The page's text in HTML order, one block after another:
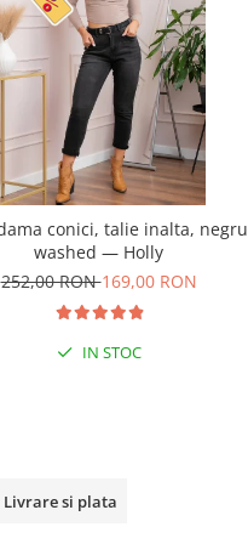
conici, talie inalta, negru
washed — Holly
252,00 RON169,00 RON
IN STOC
Livrare si plata